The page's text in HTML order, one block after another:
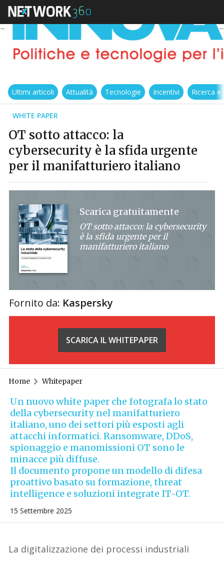
Ultimi articoli Attualità Tecnologie Incentivi Ricerca
WHITE PAPER
OT sotto attacco: la
cybersecurity è la sfida urgente
per il manifatturiero italiano
Scarica gratuitamente
OT sotto attacco: la cybersecurity
è la sfida urgente per il
manifatturiero italiano
Fornito da: Kaspersky
SCARICA IL WHITEPAPER
Home Whitepaper
Un nuovo white paper che fotografa lo stato
della cybersecurity nel manifatturiero
italiano, uno dei settori più esposti agli
attacchi informatici. Ransomware, DDoS,
spionaggio e manomissioni OT sono le
minacce più diffuse.
Il documento propone un modello di difesa
proattivo basato su formazione, threat
intelligence e soluzioni integrate IT-OT.
15 Settembre 2025
La digitalizzazione dei processi industriali